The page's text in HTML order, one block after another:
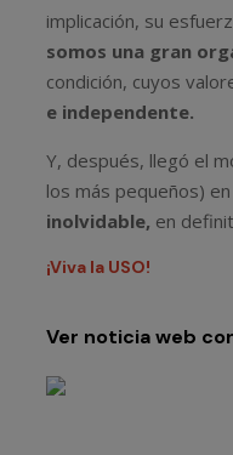
implicación, su
somos una gran
condición, cuyos
e independente.
Y, después, llegó el
los más pequeños)
inolvidable, en
¡Viva la USO!
Ver noticia web